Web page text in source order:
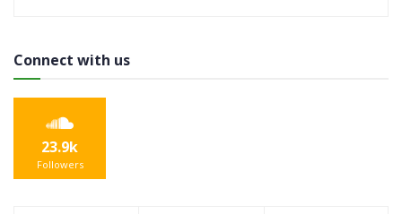
Connect with us
23.9k
Followers